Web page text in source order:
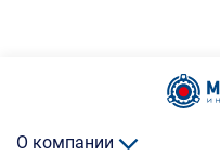
О компании